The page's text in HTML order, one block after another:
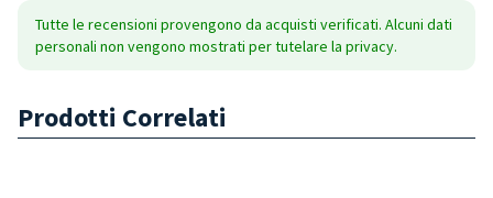
Tutte le recensioni provengono da acquisti verificati. Alcuni dati
personali non vengono mostrati per tutelare la privacy.
Prodotti Correlati